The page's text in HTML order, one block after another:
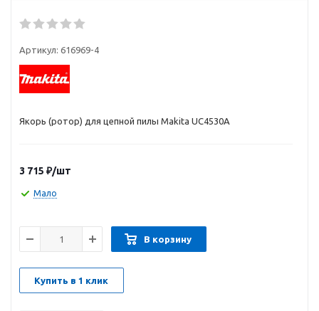
Артикул: 616969-4
Якорь (ротор) для цепной пилы Makita UC4530A
3 715 ₽/шт
Мало
В корзину
Купить в 1 клик